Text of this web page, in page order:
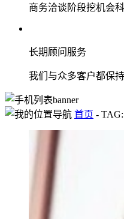
商务洽谈阶段挖机会
长期顾问服务
我们与众多客户都保
首页 -